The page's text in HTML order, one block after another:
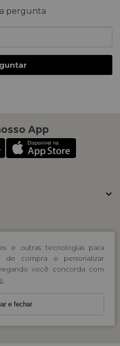
e outras tecnologias para
de compra e personalizar
você concorda com
e fechar
pergunta
App